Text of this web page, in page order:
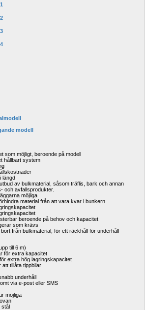
modell
som möjligt, beroende på modell
hållbart system
längd
av bulkmaterial, såsom träflis, bark och annan
och avfallsprodukter.
möjliga
material från att vara kvar i bunkern
beroende på behov och kapacitet
som krävs
från bulkmaterial, för ett räckhåll för underhåll
till 6 m)
för extra kapacitet
extra hög lagringskapacitet
att tillåta tippbilar
underhåll
via e-post eller SMS
möjliga
stål